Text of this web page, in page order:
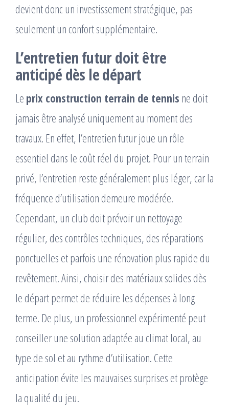
devient donc un investissement stratégique, pas
seulement un confort supplémentaire.
L’entretien futur doit être
anticipé dès le départ
Le prix construction terrain de tennis ne doit
jamais être analysé uniquement au moment des
travaux. En effet, l’entretien futur joue un rôle
essentiel dans le coût réel du projet. Pour un terrain
privé, l’entretien reste généralement plus léger, car la
fréquence d’utilisation demeure modérée.
Cependant, un club doit prévoir un nettoyage
régulier, des contrôles techniques, des réparations
ponctuelles et parfois une rénovation plus rapide du
revêtement. Ainsi, choisir des matériaux solides dès
le départ permet de réduire les dépenses à long
terme. De plus, un professionnel expérimenté peut
conseiller une solution adaptée au climat local, au
type de sol et au rythme d’utilisation. Cette
anticipation évite les mauvaises surprises et protège
la qualité du jeu.